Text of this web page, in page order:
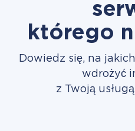
którego
Dowiedz się, na
wdrożyć
z Twoją usługą